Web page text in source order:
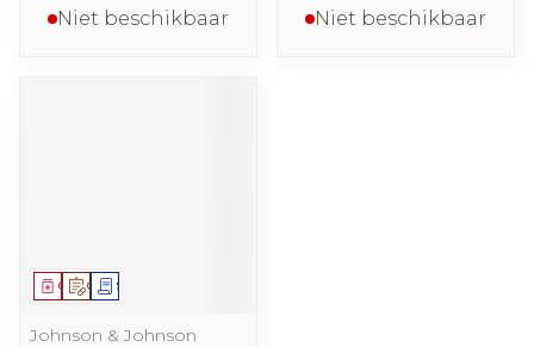
Niet beschikbaar Niet beschikbaar
Op voorschrift
GeneesmiddelSchriftelijke aanvraag
Johnson & Johnson